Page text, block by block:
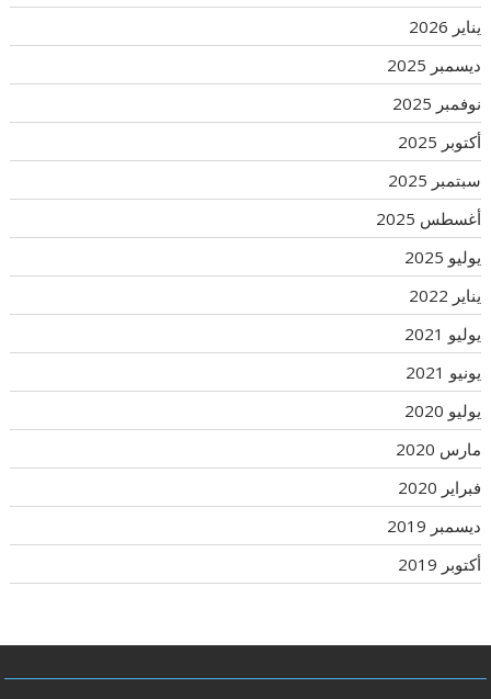
يناير 2026
ديسمبر 2025
نوفمبر 2025
أكتوبر 2025
سبتمبر 2025
أغسطس 2025
يوليو 2025
يناير 2022
يوليو 2021
يونيو 2021
يوليو 2020
مارس 2020
فبراير 2020
ديسمبر 2019
أكتوبر 2019